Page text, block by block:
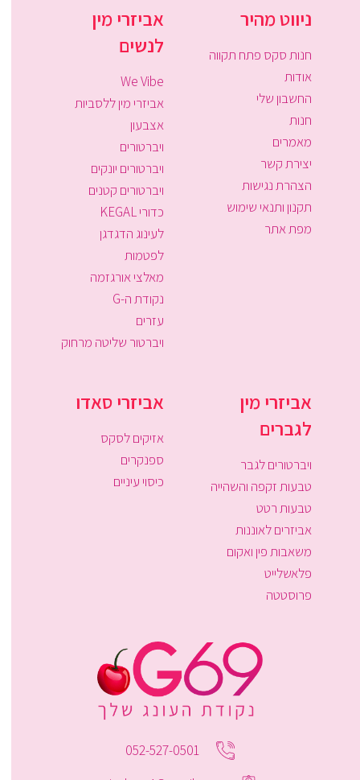
ניווט מהיר
חנות סקס פתח תקווה
אודות
החשבון שלי
חנות
מאמרים
יצירת קשר
הצהרת נגישות
תקנון ותנאי שימוש
מפת אתר
אביזרי מין
לנשים
We Vibe
אביזרי מין ללסביות
אצבעון
ויברטורים
ויברטורים יונקים
ויברטורים קטנים
כדורי KEGAL
לעינוג הדגדגן
לפטמות
מאלצי אורגזמה
נקודת ה-G
עזרים
ויברטור שליטה מרחוק
אביזרי מין
לגברים
ויברטורים לגבר
טבעות זקפה והשהייה
טבעות רטט
אביזרים לאוננות
משאבות פין ואקום
פלאשלייט
פרוסטטה
אביזרי סאדו
אזיקים לסקס
ספנקרים
כיסוי עיניים
052-527-0501